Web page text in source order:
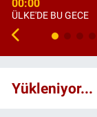
00:00
ÜLKE'DE BU GECE
Yükleniyor...